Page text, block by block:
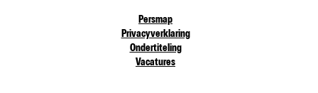
Persmap
Privacyverklaring
Ondertiteling
Vacatures